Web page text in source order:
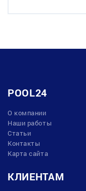
POOL24
О компании
Наши работы
Статьи
Контакты
Карта сайта
КЛИЕНТАМ